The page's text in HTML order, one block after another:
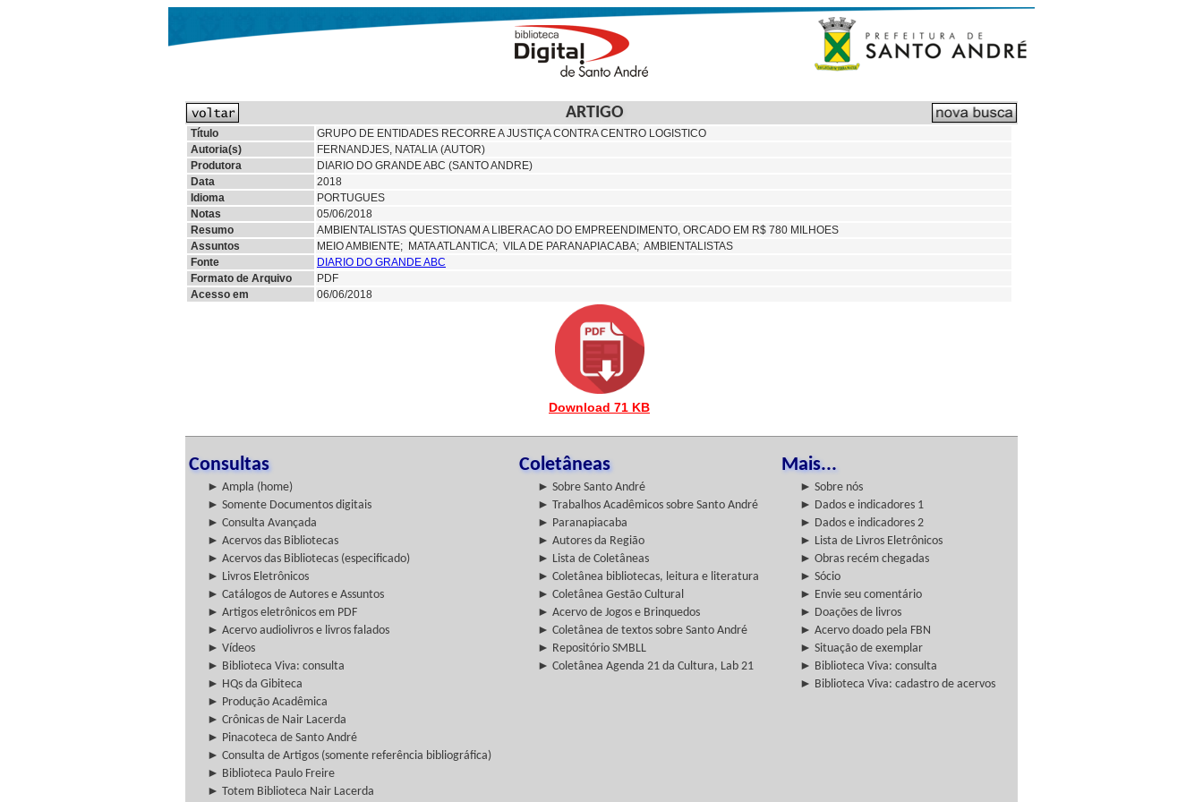
ARTIGO
Título
GRUPO DE ENTIDADES RECORRE A JUSTIÇA CONTRA CENTRO LOGISTICO
Autoria(s)
FERNANDJES, NATALIA (AUTOR)
Produtora
DIARIO DO GRANDE ABC (SANTO ANDRE)
Data
2018
Idioma
PORTUGUES
Notas
05/06/2018
Resumo
AMBIENTALISTAS QUESTIONAM A LIBERACAO DO EMPREENDIMENTO, ORCADO EM R$ 780 MILHOES
Assuntos
MEIO AMBIENTE; MATA ATLANTICA; VILA DE PARANAPIACABA; AMBIENTALISTAS
Fonte
DIARIO DO GRANDE ABC
Formato de Arquivo
PDF
Acesso em
06/06/2018
Download 71 KB
Consultas Coletâneas Mais...
► Ampla (home) ► Sobre Santo André
► Sobre nós
► Somente Documentos digitais
► Trabalhos Acadêmicos sobre Santo André
► Dados e indicadores 1
► Consulta Avançada
► Paranapiacaba
► Dados e indicadores 2
► Acervos das Bibliotecas
► Autores da Região
► Lista de Livros Eletrônicos
► Acervos das Bibliotecas (especificado)
► Lista de Coletâneas
► Obras recém chegadas
► Livros Eletrônicos
► Coletânea bibliotecas, leitura e literatura
► Sócio
► Catálogos de Autores e Assuntos
► Coletânea Gestão Cultural
► Envie seu comentário
► Artigos eletrônicos em PDF
► Acervo de Jogos e Brinquedos
► Doações de livros
► Acervo audiolivros e livros falados
► Coletânea de textos sobre Santo André
► Acervo doado pela FBN
► Vídeos
► Repositório SMBLL
► Situação de exemplar
► Biblioteca Viva: consulta
► Coletânea Agenda 21 da Cultura, Lab 21
► Biblioteca Viva: consulta
► HQs da Gibiteca
► Biblioteca Viva: cadastro de acervos
► Produção Acadêmica
► Crônicas de Nair Lacerda
► Pinacoteca de Santo André
► Consulta de Artigos (somente referência bibliográfica)
► Biblioteca Paulo Freire
► Totem Biblioteca Nair Lacerda